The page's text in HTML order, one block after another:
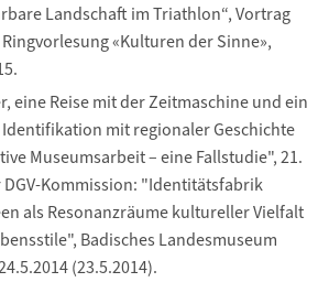
Landschaft im Triathlon“, Vortrag
«Kulturen der Sinne»,
eine Reise mit der Zeitmaschine und ein
mit regionaler Geschichte
Museumsarbeit – eine Fallstudie", 21.
DGV-Kommission: "Identitätsfabrik
als Resonanzräume kultureller Vielfalt
Badisches Landesmuseum
(23.5.2014).